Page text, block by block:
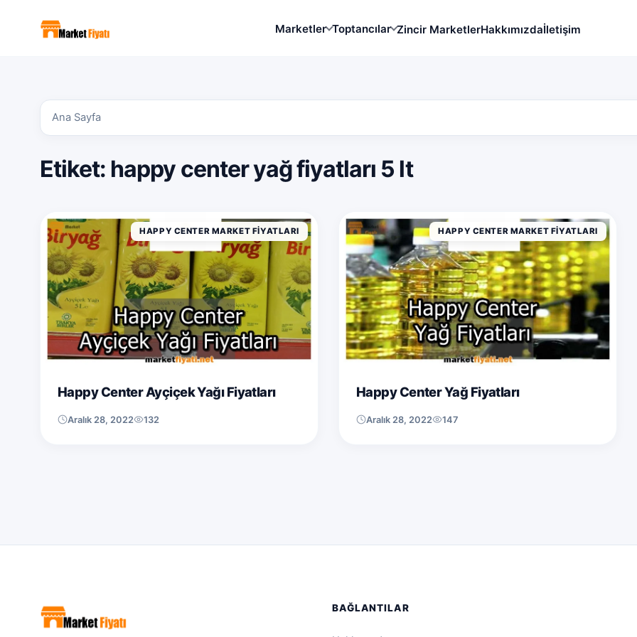
Marketler Toptancılar Zincir MarketlerHakkımızdaİletişim
Ana Sayfa
Etiket: happy center yağ fiyatları 5 lt
HAPPY CENTER MARKET FIYATLARI
Happy Center Ayçiçek Yağı Fiyatları
Aralık 28, 2022 132
HAPPY CENTER MARKET FIYATLARI
Happy Center Yağ Fiyatları
Aralık 28, 2022 147
BAĞLANTILAR